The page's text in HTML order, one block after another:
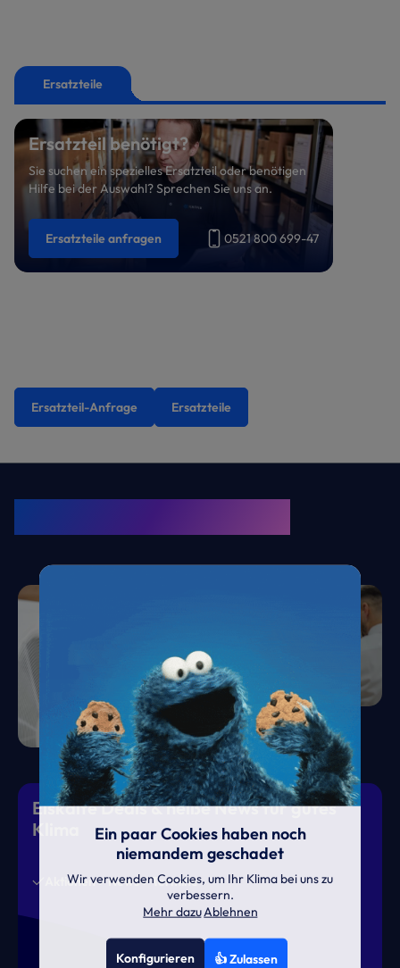
Ersatzteile
Ersatzteil benötigt?
Sie suchen ein spezielles Ersatzteil oder benötigen
Hilfe bei der Auswahl? Sprechen Sie uns an.
Ersatzteile anfragen 0521 800 699-47
Ersatzteil-Anfrage Ersatzteile
Eiskalte Deals & heiße News für gutes
Klima
Aktionen News Termine
Ein paar Cookies haben noch
niemandem geschadet
Wir verwenden Cookies, um Ihr Klima bei uns zu
verbessern.
Mehr dazuAblehnen
Konfigurieren 👍 Zulassen